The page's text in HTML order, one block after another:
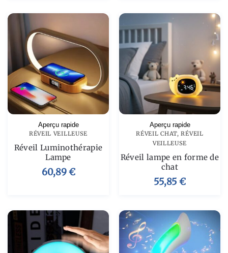
Aperçu rapide
RÉVEIL VEILLEUSE
Réveil Luminothérapie
Lampe
60,89€
Aperçu rapide
RÉVEIL CHAT,RÉVEIL
VEILLEUSE
Réveil lampe en forme de
chat
55,85 €